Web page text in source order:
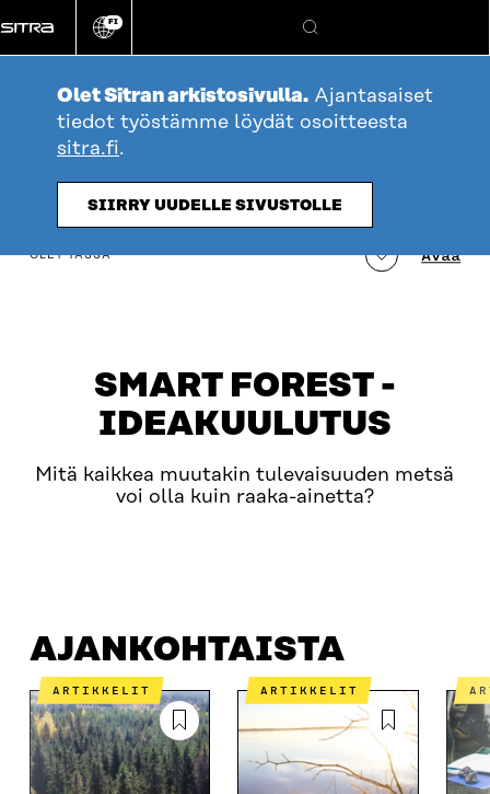
suoraan
sisältöön
Vaihda
kieli
FI
Hae
Olet Sitran arkistosivulla. Ajantasaiset
tiedot työstämme löydät osoitteesta
sitra.fi.
SIIRRY UUDELLE SIVUSTOLLE
SMART FOREST -
IDEAKUULUTUS
Mitä kaikkea muutakin tulevaisuuden metsä
voi olla kuin raaka-ainetta?
table_of_contents
OLET TÄSSÄ Avaa
AJANKOHTAISTA
ARTIKKELIT ARTIKKELIT